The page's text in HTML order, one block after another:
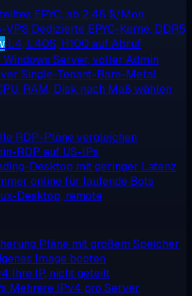
EPYC, ab 2,48 $/Mon.
VPS Dedizierte EPYC-Kerne, DDR5
L4, L40S, H100 auf Abruf
Windows Server, voller Admin
Single-Tenant-Bare-Metal
RAM, Disk nach Maß wählen
RDP-Pläne vergleichen
RDP auf US-IPs
Desktop mit geringer Latenz
online für laufende Bots
Desktop, remote
Pläne mit großem Speicher
Image booten
Ihre IP, nicht geteilt
Mehrere IPv4 pro Server